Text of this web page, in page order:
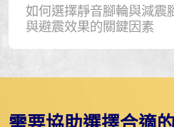
如何選擇靜音腳輪與減震
與避震效果的關鍵因素